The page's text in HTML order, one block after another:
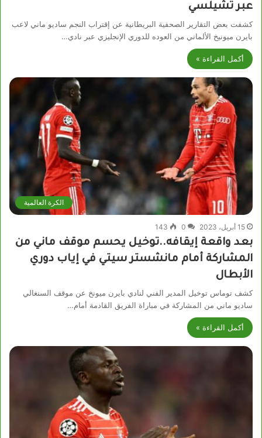
عبر تشيلسي
كشفت بعض التقارير الصحفية البريطانية عن إقتراب النجم ساديو ماني لاعب
بايرن ميونيخ الألماني من العوده للدوري الإنجليزي عبر نادي…
أكمل القراءة »
الكرة العالمية
15 أبريل، 2023 0
143
بعد واقعة إيقافه..توخيل يحسم موقف ماني من
المشاركة أمام مانشستر سيتي في إياب دوري
الأبطال
كشف توماس توخيل المدير الفني لنادي بايرن ميونخ عن موقف السنغالي
ساديو ماني من المشاركة في مباراة الفريق القادمة أمام…
أكمل القراءة »